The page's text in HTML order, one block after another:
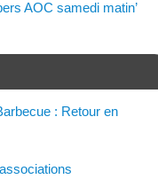
AOC samedi matin’
: Retour en